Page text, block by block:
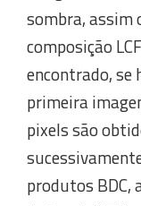
sombra, assim
composição
encontrado, se
primeira
pixels são
produtos BDC,